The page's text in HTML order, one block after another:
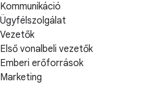
Kommunikáció
Ügyfélszolgálat
Vezetők
Első vonalbeli vezetők
Emberi erőforrások
Marketing